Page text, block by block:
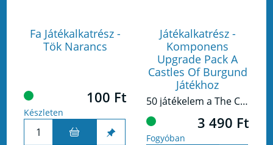
Fa Játékalkatrész -
Tök Narancs
100 Ft
Készleten
Játékalkatrész -
Komponens
Upgrade Pack A
Castles Of Burgund
Játékhoz
50 játékelem a The Castles of Burgundy játék karton jelölőinek lecserélésére.
3 490 Ft
Fogyóban